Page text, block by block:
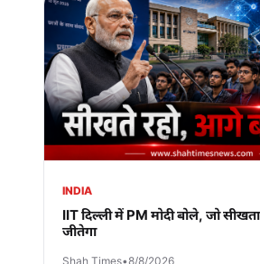
INDIA
IIT दिल्ली में PM मोदी बोले, जो
जीतेगा
Shah Times•8/8/2026